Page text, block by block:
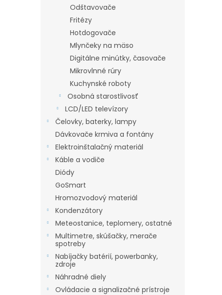
Odštavovače
Fritézy
Hotdogovače
Mlynčeky na mäso
Digitálne minútky, časovače
Mikrovlnné rúry
Kuchynské roboty
Osobná starostlivosť
LCD/LED televízory
Čelovky, baterky, lampy
Dávkovače krmiva a fontány
Elektroinštalačný materiál
Káble a vodiče
Diódy
GoSmart
Hromozvodový materiál
Kondenzátory
Meteostanice, teplomery, ostatné
Multimetre, skúšačky, merače
spotreby
Nabíjačky batérií, powerbanky,
zdroje
Náhradné diely
Ovládacie a signalizačné prístroje